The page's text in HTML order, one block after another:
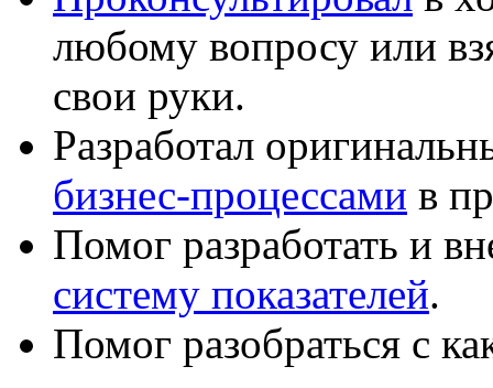
любому вопросу или
свои руки.
Разработал
бизнес-процессами в
Помог разработать и
систему показателей.
Помог разобраться с